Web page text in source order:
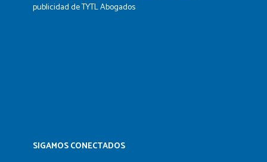
publicidad de TYTL Abogados
SIGAMOS CONECTADOS​